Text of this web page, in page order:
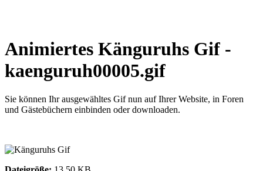
Animiertes Känguruhs Gif -
kaenguruh00005.gif
Sie können Ihr ausgewähltes Gif nun auf Ihrer Website, in Foren
und Gästebüchern einbinden oder downloaden.